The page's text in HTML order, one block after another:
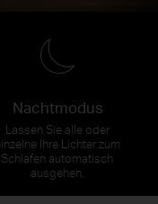
Nachtmodus
Lassen Sie alle oder
Ihre Lichter zum
Schlafen automatisch
ausgehen.